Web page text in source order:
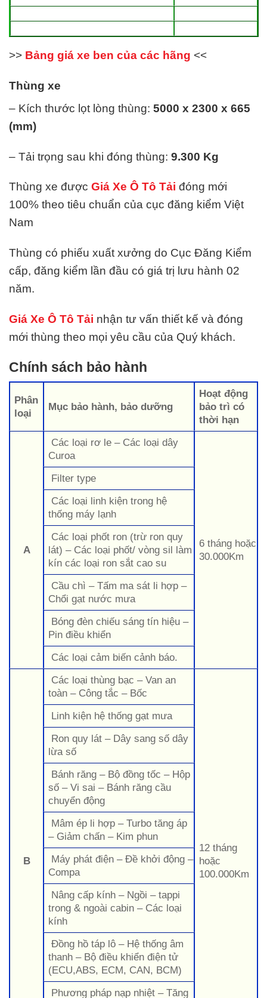
>> Bảng giá xe ben của các hãng <<
Thùng xe
– Kích thước lọt lòng thùng: 5000 x 2300 x 665
(mm)
– Tải trọng sau khi đóng thùng: 9.300 Kg
Thùng xe được Giá Xe Ô Tô Tải đóng mới
100% theo tiêu chuẩn của cục đăng kiểm Việt
Nam
Thùng có phiếu xuất xưởng do Cục Đăng Kiểm
cấp, đăng kiểm lần đầu có giá trị lưu hành 02
năm.
Giá Xe Ô Tô Tải nhận tư vấn thiết kế và đóng
mới thùng theo mọi yêu cầu của Quý khách.
Chính sách bảo hành
Phân
loại
Mục bảo hành, bảo dưỡng
Hoạt động
bảo trì có
thời hạn
A
Các loại rơ le – Các loại dây
Curoa
6 tháng hoặc
30.000Km
Filter type
Các loại linh kiện trong hệ
thống máy lạnh
Các loại phốt ron (trừ ron quy
lát) – Các loại phốt/ vòng sil làm
kín các loại ron sắt cao su
Cầu chì – Tấm ma sát li hợp –
Chổi gạt nước mưa
Bóng đèn chiếu sáng tín hiệu –
Pin điều khiển
Các loại cảm biến cảnh báo.
B
Các loại thùng bạc – Van an
toàn – Công tắc – Bốc
12 tháng
hoặc
100.000Km
Linh kiện hệ thống gạt mưa
Ron quy lát – Dây sang số dây
lừa số
Bánh răng – Bộ đồng tốc – Hộp
số – Vi sai – Bánh răng cầu
chuyển động
Mâm ép li hợp – Turbo tăng áp
– Giảm chấn – Kim phun
Máy phát điện – Đề khởi động –
Compa
Nâng cấp kính – Ngồi – tappi
trong & ngoài cabin – Các loại
kính
Đồng hồ táp lô – Hệ thống âm
thanh – Bộ điều khiển điện tử
(ECU,ABS, ECM, CAN, BCM)
Phương pháp nạp nhiệt – Tăng